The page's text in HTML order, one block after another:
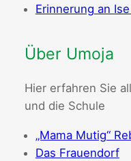
Erinnerung an
Über Umoja
Hier erfahren Sie
und die Schule
„Mama Mutig“
Das Frauendorf